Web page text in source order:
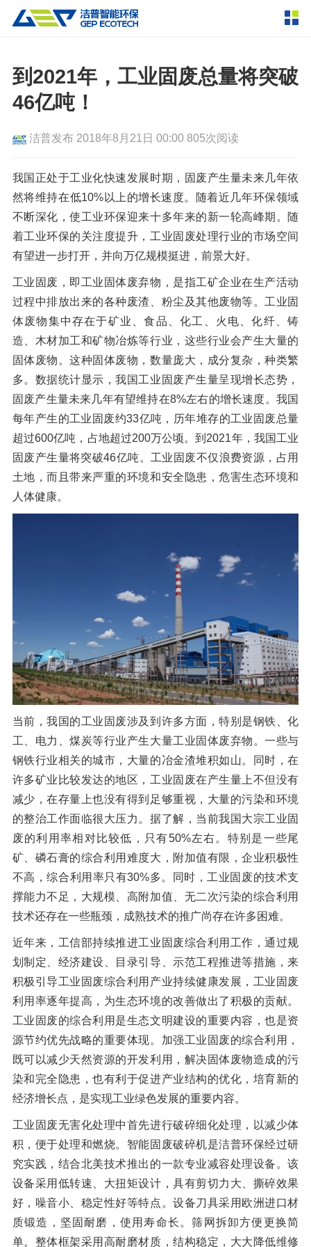
双轴撕碎机 单轴撕碎机
垃圾破袋机 移动式撕碎站
粉碎设备
环锤式粉碎机 鼓式粉碎机
轮胎钢丝分离机 通用型粉碎机
破碎设备
反击式破碎机 颚式破碎机
圆锥破碎机
重型锤式破碎机 移动式破碎站
挤压成型设备
RDF成型机 生物质颗粒机
液压打包机
成套机组
封闭式破碎系统 废轮胎热解系统
橡胶破胶机组
分选分离设备
风选机 滚筒筛
脉冲除尘器 轮胎抽丝机
解决方案
服务支持
新闻资讯
走进洁普
联系我们
到2021年，工业固废总量将突破
46亿吨！
洁普发布 2018年8月21日 00:00 805次阅读
我国正处于工业化快速发展时期，固废产生量未来几年依
然将维持在低10%以上的增长速度。随着近几年环保领域
不断深化，使工业环保迎来十多年来的新一轮高峰期。随
着工业环保的关注度提升，工业固废处理行业的市场空间
有望进一步打开，并向万亿规模挺进，前景大好。
工业固废，即工业固体废弃物，是指工矿企业在生产活动
过程中排放出来的各种废渣、粉尘及其他废物等。工业固
体废物集中存在于矿业、食品、化工、火电、化纤、铸
造、木材加工和矿物冶炼等行业，这些行业会产生大量的
固体废物。这种固体废物，数量庞大，成分复杂，种类繁
多。数据统计显示，我国工业固废产生量呈现增长态势，
固废产生量未来几年有望维持在8%左右的增长速度。我国
每年产生的工业固废约33亿吨，历年堆存的工业固废总量
超过600亿吨，占地超过200万公顷。到2021年，我国工业
固废产生量将突破46亿吨。工业固废不仅浪费资源，占用
土地，而且带来严重的环境和安全隐患，危害生态环境和
人体健康。
当前，我国的工业固废涉及到许多方面，特别是钢铁、化
工、电力、煤炭等行业产生大量工业固体废弃物。一些与
钢铁行业相关的城市，大量的冶金渣堆积如山。同时，在
许多矿业比较发达的地区，工业固废在产生量上不但没有
减少，在存量上也没有得到足够重视，大量的污染和环境
的整治工作面临很大压力。据了解，当前我国大宗工业固
废的利用率相对比较低，只有50%左右。特别是一些尾
矿、磷石膏的综合利用难度大，附加值有限，企业积极性
不高，综合利用率只有30%多。同时，工业固废的技术支
撑能力不足，大规模、高附加值、无二次污染的综合利用
技术还存在一些瓶颈，成熟技术的推广尚存在许多困难。
近年来，工信部持续推进工业固废综合利用工作，通过规
划制定、经济建设、目录引导、示范工程推进等措施，来
积极引导工业固废综合利用产业持续健康发展，工业固废
利用率逐年提高，为生态环境的改善做出了积极的贡献。
工业固废的综合利用是生态文明建设的重要内容，也是资
源节约优先战略的重要体现。加强工业固废的综合利用，
既可以减少天然资源的开发利用，解决固体废物造成的污
染和完全隐患，也有利于促进产业结构的优化，培育新的
经济增长点，是实现工业绿色发展的重要内容。
工业固废无害化处理中首先进行破碎细化处理，以减少体
积，便于处理和燃烧。智能固废破碎机是洁普环保经过研
究实践，结合北美技术推出的一款专业减容处理设备。该
设备采用低转速、大扭矩设计，具有剪切力大、撕碎效果
好，噪音小、稳定性好等特点。设备刀具采用欧洲进口材
质锻造，坚固耐磨，使用寿命长。筛网拆卸方便更换简
单。整体框架采用高耐磨材质，结构稳定，大大降低维修